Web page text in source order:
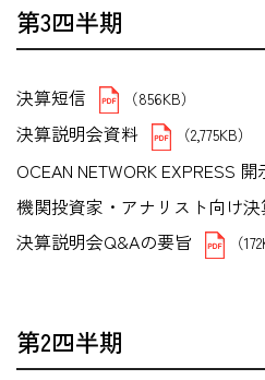
第3四半期
決算短信 （856KB）
決算説明会資料 （2,775KB）
OCEAN NETWORK EXPRESS
機関投資家・アナリスト向け
決算説明会Q&Aの要旨
（
第2四半期